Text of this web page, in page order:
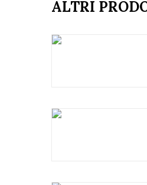
ALTRI